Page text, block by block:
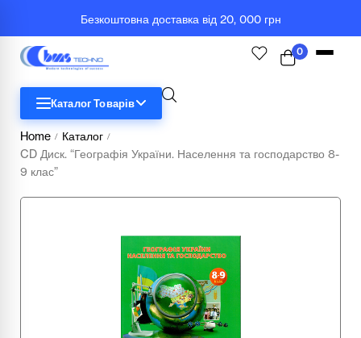
Безкоштовна доставка від 20, 000 грн
0
Каталог Товарів
STEM
Комп'ютерна техніка
Меблі
Home / Каталог /
CD Диск. “Географія України. Населення та господарство 8-
9 клас”